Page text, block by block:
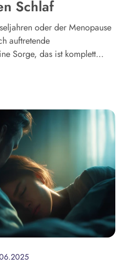
Schlaf
oder der Menopause
auftretende
Sorge, das ist komplett
hier mehr über die